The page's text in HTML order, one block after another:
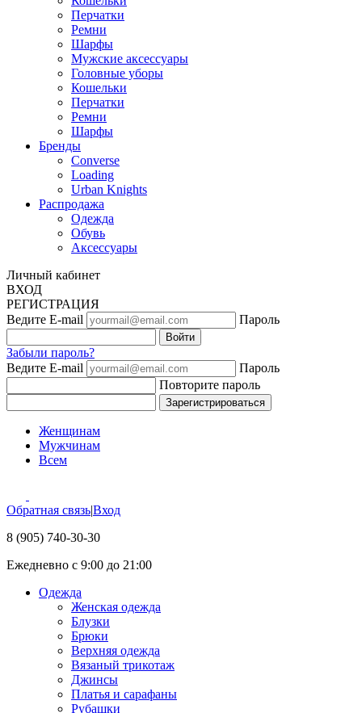
Перчатки
Ремни
Шарфы
Мужские аксессуары
Головные уборы
Кошельки
Перчатки
Ремни
Шарфы
Бренды
Converse
Loading
Urban Knights
Распродажа
Одежда
Обувь
Аксессуары
Личный кабинет
ВХОД
РЕГИСТРАЦИЯ
Ведите E-mail
Пароль
Войти
Забыли пароль?
Ведите E-mail
Пароль
Повторите пароль
Зарегистрироваться
Женщинам
Мужчинам
Всем
Обратная связь|Вход
8 (905) 740-30-30
Ежедневно с 9:00 до 21:00
Одежда
Женская одежда
Блузки
Брюки
Верхняя одежда
Вязаный трикотаж
Джинсы
Платья и сарафаны
Рубашки